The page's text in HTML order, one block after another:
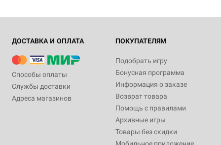
ДОСТАВКА И ОПЛАТА
Способы оплаты
Службы доставки
Адреса магазинов
ПОКУПАТЕЛЯМ
Подобрать игру
Бонусная программа
Информация о заказе
Возврат товара
Помощь с правилами
Архивные игры
Товары без скидки